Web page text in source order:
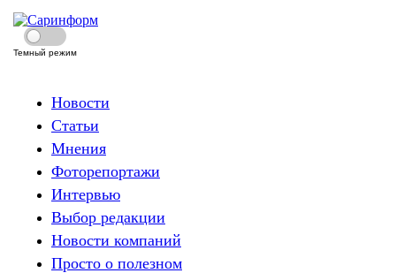
Темный режим
Новости
Статьи
Мнения
Фоторепортажи
Интервью
Выбор редакции
Новости компаний
Просто о полезном